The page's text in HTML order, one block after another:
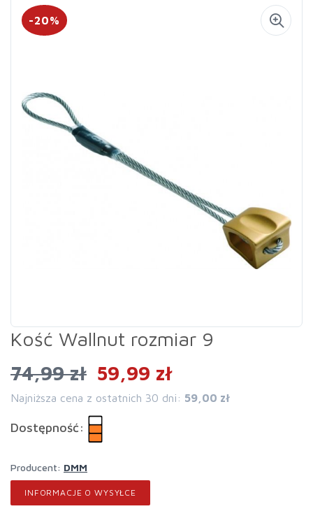
-20%
Kość Wallnut rozmiar 9
74,99 zł 59,99 zł
Najniższa cena z ostatnich 30 dni: 59,00 zł
Dostępność:
Producent: DMM
INFORMACJE O WYSYŁCE